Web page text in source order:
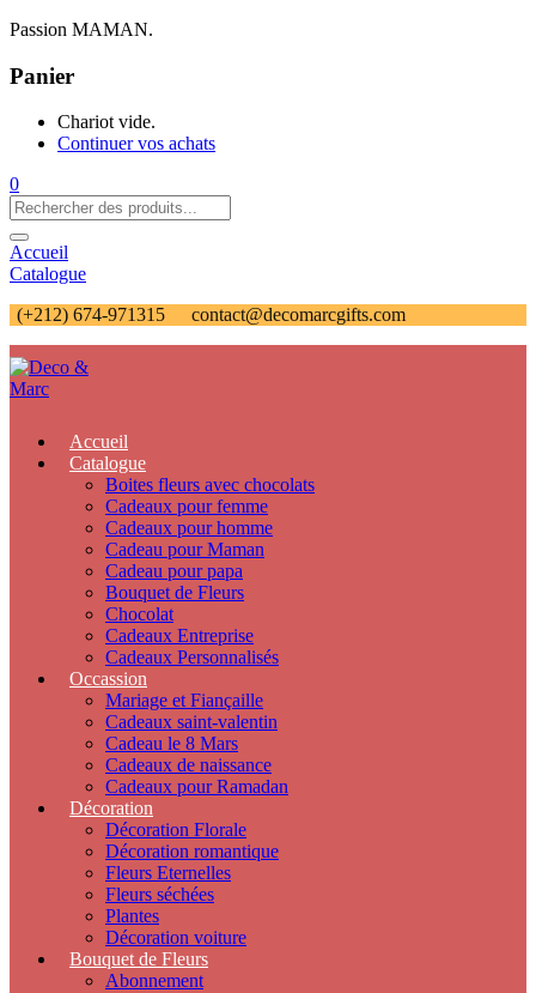
Passion MAMAN.
Panier
Chariot vide.
Continuer vos achats
0
Accueil
Catalogue
(+212) 674-971315
contact@decomarcgifts.com
Accueil
Catalogue
Boites fleurs avec chocolats
Cadeaux pour femme
Cadeaux pour homme
Cadeau pour Maman
Cadeau pour papa
Bouquet de Fleurs
Chocolat
Cadeaux Entreprise
Cadeaux Personnalisés
Occassion
Mariage et Fiançaille
Cadeaux saint-valentin
Cadeau le 8 Mars
Cadeaux de naissance
Cadeaux pour Ramadan
Décoration
Décoration Florale
Décoration romantique
Fleurs Eternelles
Fleurs séchées
Plantes
Décoration voiture
Bouquet de Fleurs
Abonnement